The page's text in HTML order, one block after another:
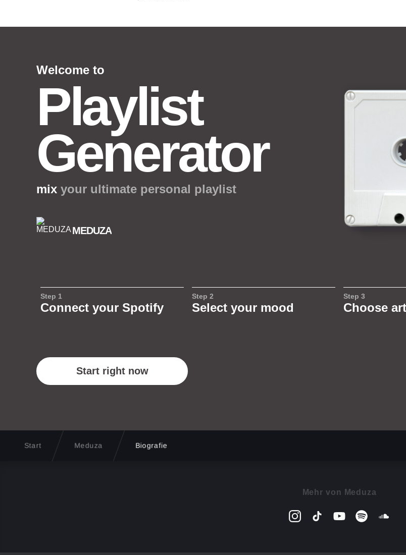
Start Meduza Biografie
Mehr von Meduza